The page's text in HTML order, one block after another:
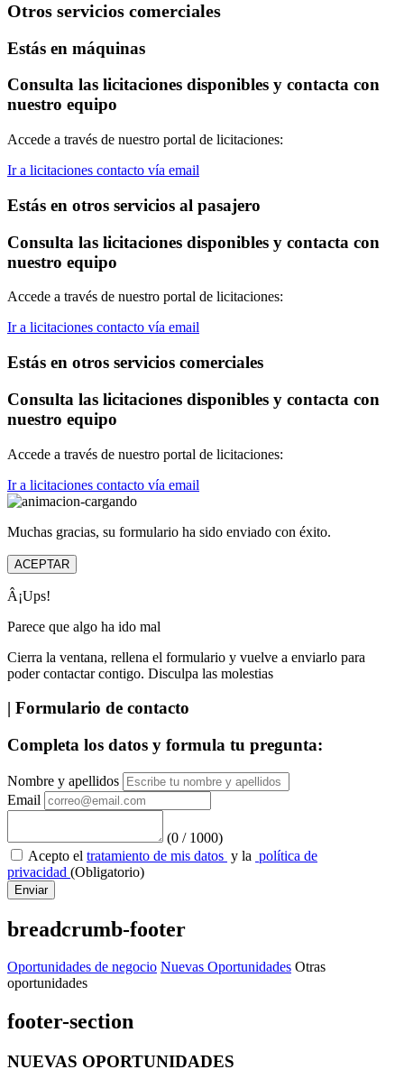
Otros servicios comerciales
Estás en máquinas
Consulta las licitaciones disponibles y contacta con
nuestro equipo
Accede a través de nuestro portal de licitaciones:
Ir a licitaciones contacto vía email
Estás en otros servicios al pasajero
Consulta las licitaciones disponibles y contacta con
nuestro equipo
Accede a través de nuestro portal de licitaciones:
Ir a licitaciones contacto vía email
Estás en otros servicios comerciales
Consulta las licitaciones disponibles y contacta con
nuestro equipo
Accede a través de nuestro portal de licitaciones:
Ir a licitaciones contacto vía email
Muchas gracias, su formulario ha sido enviado con éxito.
ACEPTAR
Â¡Ups!
Parece que algo ha ido mal
Cierra la ventana, rellena el formulario y vuelve a enviarlo para
poder contactar contigo. Disculpa las molestias
| Formulario de contacto
Completa los datos y formula tu pregunta:
Nombre y apellidos
Email
(0 / 1000)
Acepto el tratamiento de mis datos y la política de
privacidad (Obligatorio)
Enviar
breadcrumb-footer
Oportunidades de negocio Nuevas Oportunidades Otras
oportunidades
footer-section
NUEVAS OPORTUNIDADES